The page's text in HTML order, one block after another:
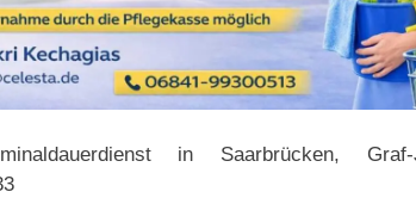
in Saarbrücken,